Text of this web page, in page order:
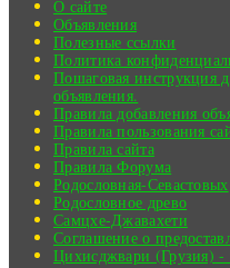
О сайте
Объявления
Полезные ссылки
Политика
Пошаговая инструкция
объявления.
Правила добавления
Правила пользования
Правила сайта
Правила Форума
Родословная-Севастовых
Родословное древо
Самцхе-Джавахети
Соглашение о
Цихисджвари (Грузия) -